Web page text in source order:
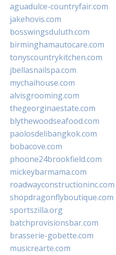
aguadulce-countryfair.com
jakehovis.com
bosswingsduluth.com
birminghamautocare.com
tonyscountrykitchen.com
jbellasnailspa.com
mychaihouse.com
alvisgrooming.com
thegeorginaestate.com
blythewoodseafood.com
paolosdelibangkok.com
bobacove.com
phoone24brookfield.com
mickeybarmama.com
roadwayconstructioninc.com
shopdragonflyboutique.com
sportszilla.org
batchprovisionsbar.com
brasserie-gobette.com
musicrearte.com